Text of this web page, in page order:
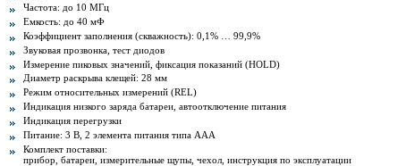
Частота: до 10 МГц
Емкость: до 40 мФ
Коэффициент заполнения (скважность): 0,1% … 99,9%
Звуковая прозвонка, тест диодов
Измерение пиковых значений, фиксация показаний (HOLD)
Диаметр раскрыва клещей: 28 мм
Режим относительных измерений (REL)
Индикация низкого заряда батареи, автоотключение питания
Индикация перегрузки
Питание: 3 В, 2 элемента питания типа AAА
Комплект поставки:
прибор, батареи, измерительные щупы, чехол, инструкция по эксплуатации